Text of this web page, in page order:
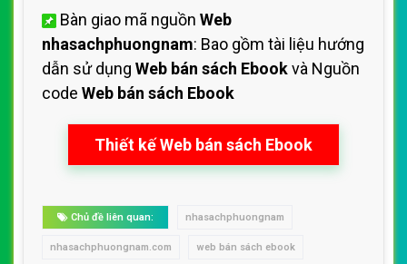
Bàn giao mã nguồn Web
nhasachphuongnam: Bao gồm tài liệu hướng
dẫn sử dụng Web bán sách Ebookvà Nguồn
code Web bán sách Ebook
Thiết kế Web bán sách Ebook
Chủ đề liên quan: nhasachphuongnam
nhasachphuongnam.com web bán sách ebook